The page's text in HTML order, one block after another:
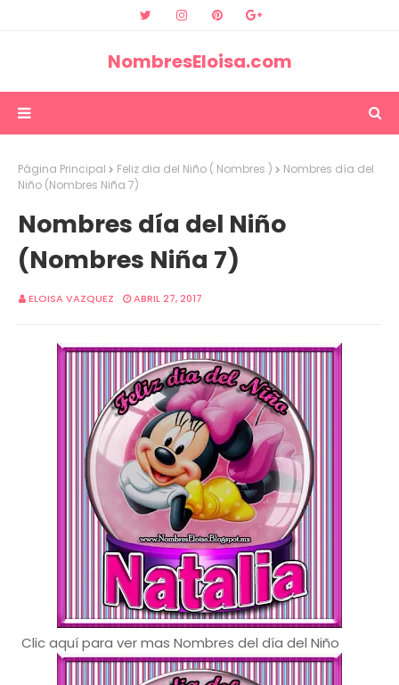
NombresEloisa.com
Página Principal Feliz dia del Niño ( Nombres )
Nombres día del
Niño (Nombres Niña 7)
Nombres día del Niño
(Nombres Niña 7)
ELOISA VAZQUEZ ABRIL 27, 2017
Clic aquí para ver mas Nombres del día del Niño